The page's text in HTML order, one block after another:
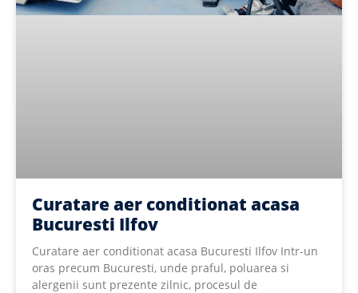
Curatare aer conditionat acasa
Bucuresti Ilfov
Curatare aer conditionat acasa Bucuresti Ilfov Intr-un
oras precum Bucuresti, unde praful, poluarea si
alergenii sunt prezente zilnic, procesul de